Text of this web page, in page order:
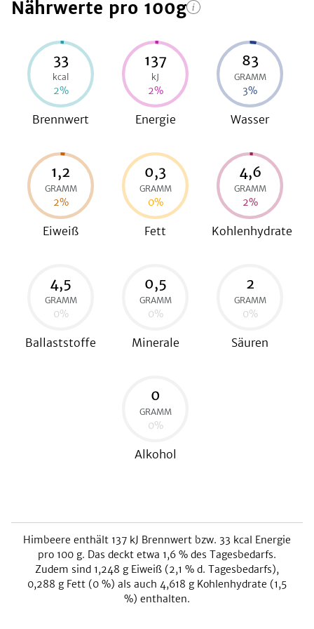
Nährwerte pro 100g
33
kcal
2%
Brennwert
137
kJ
2%
Energie
83
GRAMM
3%
Wasser
1,2
GRAMM
2%
Eiweiß
0,3
GRAMM
0%
Fett
4,6
GRAMM
2%
Kohlenhydrate
4,5
GRAMM
0%
Ballaststoffe
0,5
GRAMM
0%
Minerale
2
GRAMM
0%
Säuren
0
GRAMM
0%
Alkohol
Himbeere enthält 137 kJ Brennwert bzw. 33 kcal Energie
pro 100 g. Das deckt etwa 1,6 % des Tagesbedarfs.
Zudem sind 1,248 g Eiweiß (2,1 % d. Tagesbedarfs),
0,288 g Fett (0 %) als auch 4,618 g Kohlenhydrate (1,5
%) enthalten.